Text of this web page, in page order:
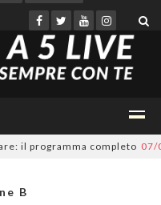
programma completo 07/08/
B